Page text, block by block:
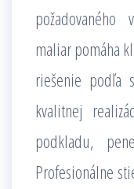
maliar pomáha
riešenie podľa
kvalitnej
podkladu,
Profesionálne